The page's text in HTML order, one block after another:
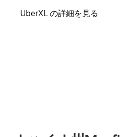
UberXL の詳細を見る